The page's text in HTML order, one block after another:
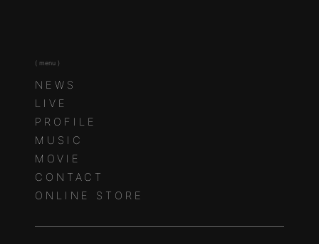
( menu )
NEWS
LIVE
PROFILE
MUSIC
MOVIE
CONTACT
ONLINE STORE